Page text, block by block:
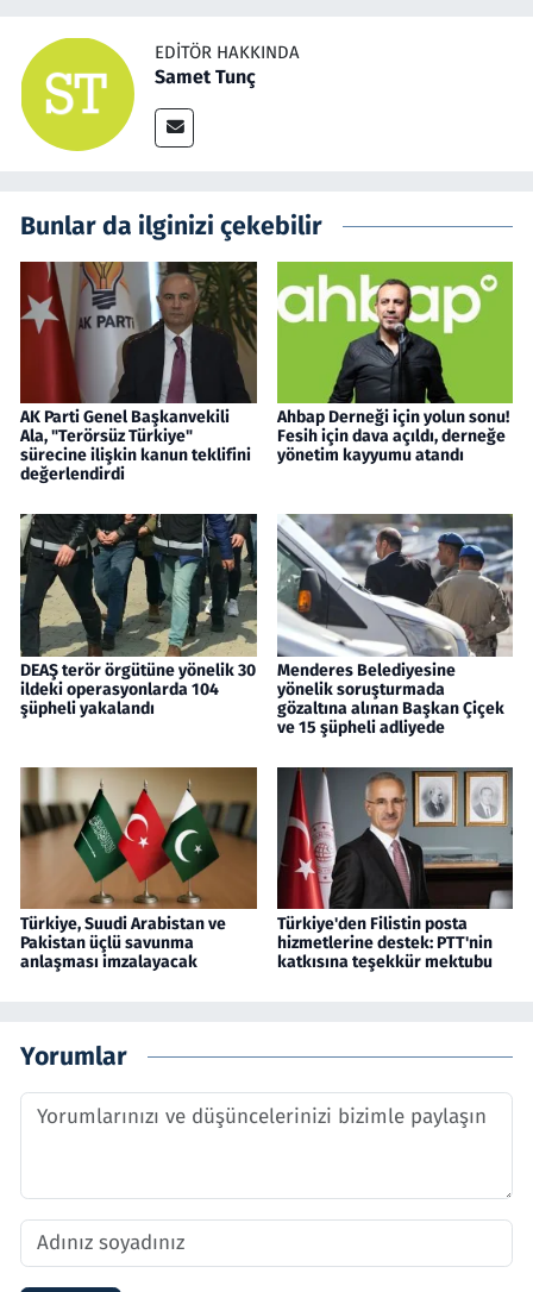
EDITÖR HAKKINDA
Samet Tunç
Bunlar da ilginizi çekebilir
AK Parti Genel Başkanvekili
Ala, "Terörsüz Türkiye"
sürecine ilişkin kanun teklifini
değerlendirdi
Ahbap Derneği için yolun sonu!
Fesih için dava açıldı, derneğe
yönetim kayyumu atandı
DEAŞ terör örgütüne yönelik 30
ildeki operasyonlarda 104
şüpheli yakalandı
Menderes Belediyesine
yönelik soruşturmada
gözaltına alınan Başkan Çiçek
ve 15 şüpheli adliyede
Türkiye, Suudi Arabistan ve
Pakistan üçlü savunma
anlaşması imzalayacak
Türkiye'den Filistin posta
hizmetlerine destek: PTT'nin
katkısına teşekkür mektubu
Yorumlar